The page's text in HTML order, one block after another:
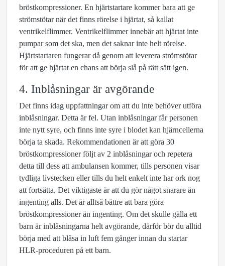
bröstkompressioner. En hjärtstartare kommer bara att ge
strömstötar när det finns rörelse i hjärtat, så kallat
ventrikelflimmer. Ventrikelflimmer innebär att hjärtat inte
pumpar som det ska, men det saknar inte helt rörelse.
Hjärtstartaren fungerar då genom att leverera strömstötar
för att ge hjärtat en chans att börja slå på rätt sätt igen.
4. Inblåsningar är avgörande
Det finns idag uppfattningar om att du inte behöver utföra
inblåsningar. Detta är fel. Utan inblåsningar får personen
inte nytt syre, och finns inte syre i blodet kan hjärncellerna
börja ta skada. Rekommendationen är att göra 30
bröstkompressioner följt av 2 inblåsningar och repetera
detta till dess att ambulansen kommer, tills personen visar
tydliga livstecken eller tills du helt enkelt inte har ork nog
att fortsätta. Det viktigaste är att du gör något snarare än
ingenting alls. Det är alltså bättre att bara göra
bröstkompressioner än ingenting. Om det skulle gälla ett
barn är inblåsningarna helt avgörande, därför bör du alltid
börja med att blåsa in luft fem gånger innan du startar
HLR-proceduren på ett barn.